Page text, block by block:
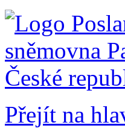
Přejít na